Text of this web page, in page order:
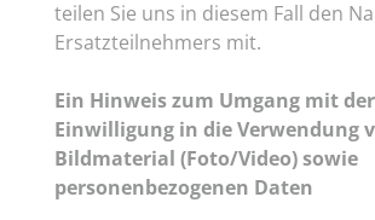
teilen Sie uns in diesem Fall den
Ersatzteilnehmers mit.
Ein Hinweis zum Umgang mit
Einwilligung in die Verwendung
Bildmaterial (Foto/Video) sowie
personenbezogenen Daten